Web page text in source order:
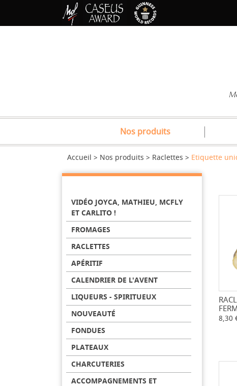
Nos produits
Accueil Nos produits Raclettes Etiquette
VIDÉO JOYCA, MATHIEU, MCFLY
ET CARLITO !
FROMAGES
RACLETTES
APÉRITIF
CALENDRIER DE L'AVENT
LIQUEURS - SPIRITUEUX
NOUVEAUTÉ
FONDUES
PLATEAUX
CHARCUTERIES
ACCOMPAGNEMENTS ET
8,30